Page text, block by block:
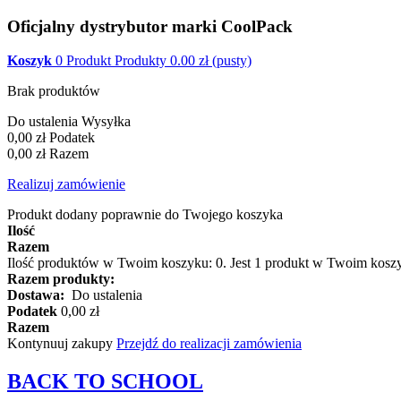
Oficjalny dystrybutor marki CoolPack
Koszyk 0 Produkt Produkty 0.00 zł (pusty)
Brak produktów
Do ustalenia Wysyłka
0,00 zł Podatek
0,00 zł Razem
Realizuj zamówienie
Produkt dodany poprawnie do Twojego koszyka
Ilość
Razem
Ilość produktów w Twoim koszyku: 0. Jest 1 produkt w Twoim
Razem produkty:
Dostawa: Do ustalenia
Podatek 0,00 zł
Razem
Kontynuuj zakupy Przejdź do realizacji zamówienia
BACK TO SCHOOL